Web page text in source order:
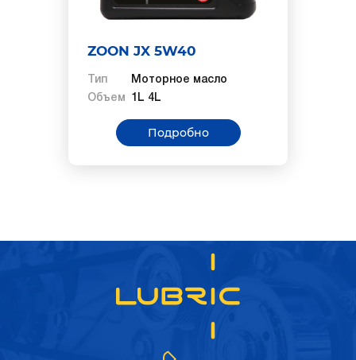
ZOON JX 5W40
Тип
Моторное масло
Объем
1L 4L
Подробно